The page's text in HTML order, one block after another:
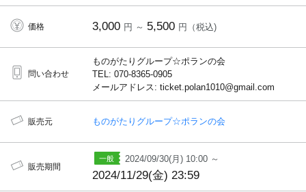
価格 3,000 円 ～ 5,500 円（税込)
問い合わせ
ものがたりグループ☆ポランの会
TEL: 070-8365-0905
メールアドレス: ticket.polan1010@gmail.com
販売元 ものがたりグループ☆ポランの会
販売期間
2024/09/30(月) 10:00 ～
2024/11/29(金) 23:59